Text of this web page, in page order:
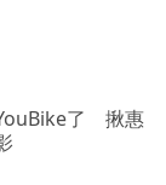
了 揪惠